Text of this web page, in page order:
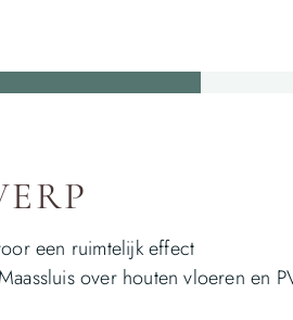
een ruimtelijk effect
over houten vloeren en